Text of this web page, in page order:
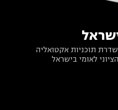
תוכניות אקטואליה
לאומי בישראל